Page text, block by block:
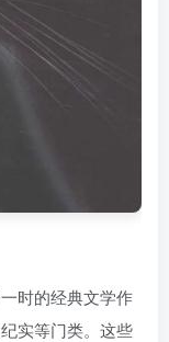
时的经典文学作
实等门类。这些